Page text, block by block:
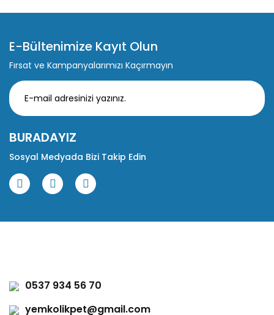
E-Bültenimize Kayıt Olun
Fırsat ve Kampanyalarımızı Kaçırmayın
BURADAYIZ
Sosyal Medyada Bizi Takip Edin
0537 934 56 70
yemkolikpet@gmail.com